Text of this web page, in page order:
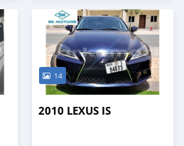
14
2010 LEXUS IS